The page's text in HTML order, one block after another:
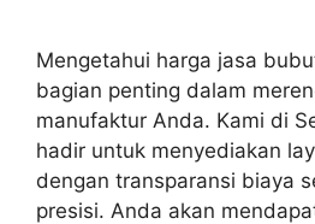
Mengetahui harga jasa
bagian penting dalam
manufaktur Anda. Kami di
hadir untuk menyediakan
dengan transparansi biaya
presisi. Anda akan